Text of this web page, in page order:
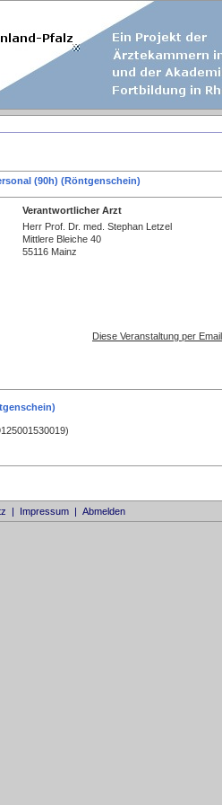
(90h) (Röntgenschein)
Verantwortlicher Arzt
Herr Prof. Dr. med. Stephan Letzel
Mittlere Bleiche 40
55116 Mainz
Diese Veranstaltung per
| Impressum| Abmelden